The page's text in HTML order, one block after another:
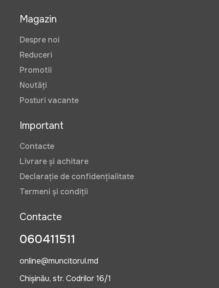
Magazin
Despre noi
Reduceri
Promotii
Noutăți
Posturi vacante
Important
Contacte
Livrare și achitare
Declarație de confidențialitate
Termeni și condiții
Contacte
060411511
online@muncitorul.md
Chișinău, str. Codrilor 16/1